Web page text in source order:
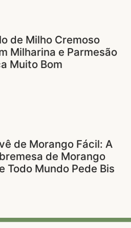
de Milho Cremoso
Milharina e Parmesão
Muito Bom
de Morango Fácil: A
de Morango
Todo Mundo Pede Bis